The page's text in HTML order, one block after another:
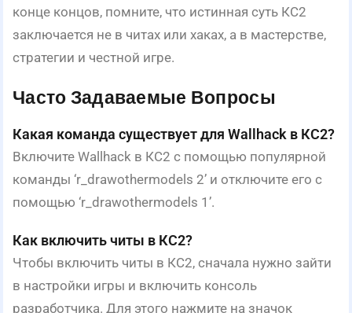
конце концов, помните, что истинная суть КС2
заключается не в читах или хаках, а в мастерстве,
стратегии и честной игре.
Часто Задаваемые Вопросы
Какая команда существует для Wallhack в КС2?
Включите Wallhack в КС2 с помощью популярной
команды ‘r_drawothermodels 2’ и отключите его с
помощью ‘r_drawothermodels 1’.
Как включить читы в КС2?
Чтобы включить читы в КС2, сначала нужно зайти
в настройки игры и включить консоль
разработчика. Для этого нажмите на значок